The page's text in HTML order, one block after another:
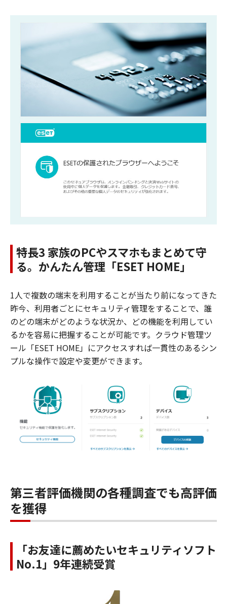
特長3 家族のPCやスマホもまとめて守
る。かんたん管理「ESET HOME」
1人で複数の端末を利用することが当たり前になってきた
昨今、利用者ごとにセキュリティ管理をすることで、誰
のどの端末がどのような状況か、どの機能を利用してい
るかを容易に把握することが可能です。クラウド管理ツ
ール「ESET HOME」にアクセスすれば一貫性のあるシン
プルな操作で設定や変更ができます。
第三者評価機関の各種調査でも高評価
を獲得
「お友達に薦めたいセキュリティソフト
No.1」9年連続受賞